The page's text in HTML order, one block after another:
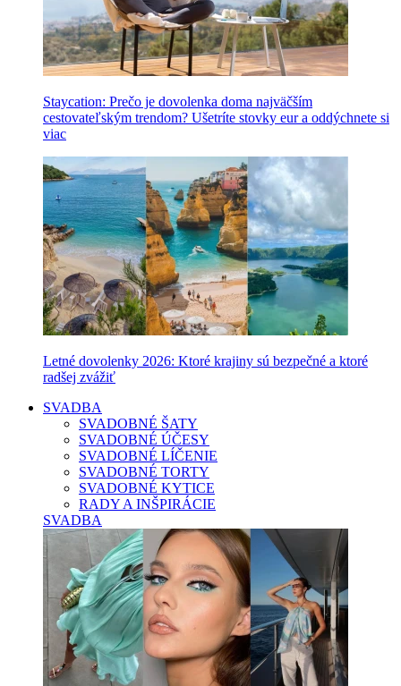
Staycation: Prečo je dovolenka doma najväčším
cestovateľským trendom? Ušetríte stovky eur a oddýchnete si
viac
Letné dovolenky 2026: Ktoré krajiny sú bezpečné a ktoré
radšej zvážiť
SVADBA
SVADOBNÉ ŠATY
SVADOBNÉ ÚČESY
SVADOBNÉ LÍČENIE
SVADOBNÉ TORTY
SVADOBNÉ KYTICE
RADY A INŠPIRÁCIE
SVADBA